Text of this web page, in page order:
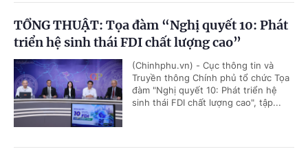
TỔNG THUẬT: Tọa đàm “Nghị quyết 10: Phát
triển hệ sinh thái FDI chất lượng cao”
(Chinhphu.vn) - Cục thông tin và
Truyền thông Chính phủ tổ chức Tọa
đàm "Nghị quyết 10: Phát triển hệ
sinh thái FDI chất lượng cao", tập...